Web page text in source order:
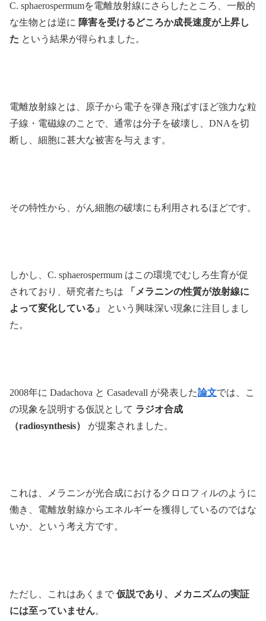
C. sphaerospermumを電離放射線にさらしたところ、一般的
な生物とは逆に 障害を受けるどころか成長速度が上昇し
た という結果が得られました。
電離放射線とは、原子から電子を弾き飛ばすほど強力な粒
子線・電磁線のことで、通常は分子を破壊し、DNAを切
断し、細胞に甚大な被害を与えます。
その特性から、がん細胞の破壊にも利用されるほどです。
しかし、C. sphaerospermum はこの環境でむしろ生育が促
されており、研究者たちは
「メラニンの性質が放射線に
よって変化している」
という興味深い現象に注目しまし
た。
2008年に Dadachova と Casadevall が発表した論文では、こ
の現象を説明する仮説として ラジオ合成
（radiosynthesis）
が提案されました。
これは、メラニンが光合成におけるクロロフィルのように
働き、電離放射線からエネルギーを獲得しているのではな
いか、という考え方です。
ただし、これはあくまで 仮説であり、メカニズムの実証
には至っていません。